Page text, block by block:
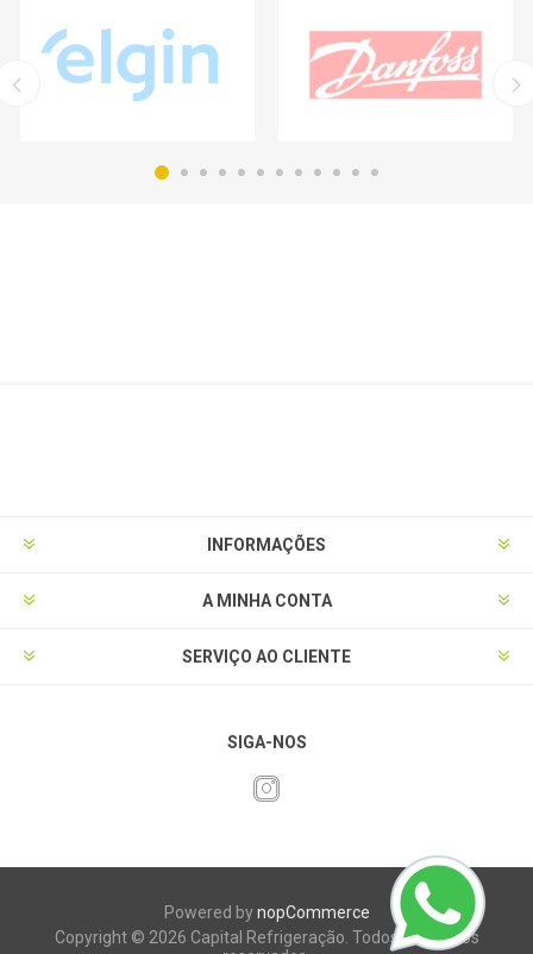
INFORMAÇÕES
A MINHA CONTA
SERVIÇO AO CLIENTE
SIGA-NOS
Powered bynopCommerce
Copyright © 2026 Capital Refrigeração. Todos os direitos